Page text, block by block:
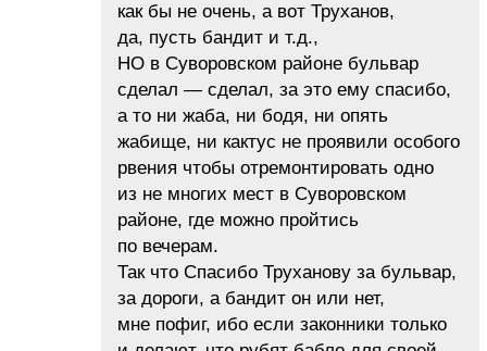
как бы не очень, а вот Труханов,
да, пусть бандит и т.д.,
НО в Суворовском районе бульвар
сделал — сделал, за это ему спасибо,
а то ни жаба, ни бодя, ни опять
жабище, ни кактус не проявили особого
рвения чтобы отремонтировать одно
из не многих мест в Суворовском
районе, где можно пройтись
по вечерам.
Так что Спасибо Труханову за бульвар,
за дороги, а бандит он или нет,
мне пофиг, ибо если законники только